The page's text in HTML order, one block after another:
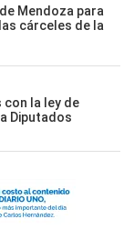
Mendoza para
cárceles de la
con la ley de
Diputados